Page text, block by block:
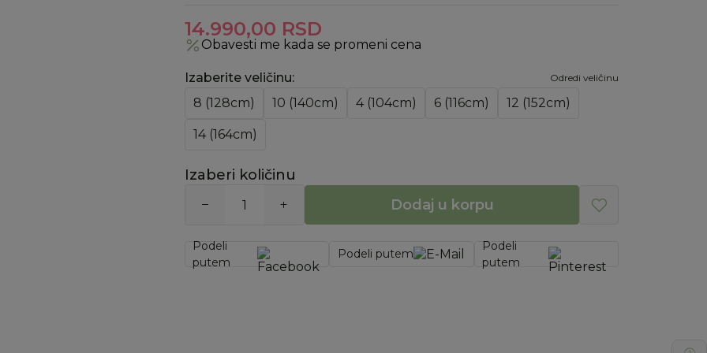
14.990,00 RSD
Obavesti me kada se promeni cena
Izaberite veličinu: Odredi veličinu
8 (128cm) 10 (140cm) 4 (104cm) 6 (116cm) 12 (152cm)
14 (164cm)
Izaberi količinu
Dodaj u korpu
Podeli
putem
Podeli putem
Podeli
putem